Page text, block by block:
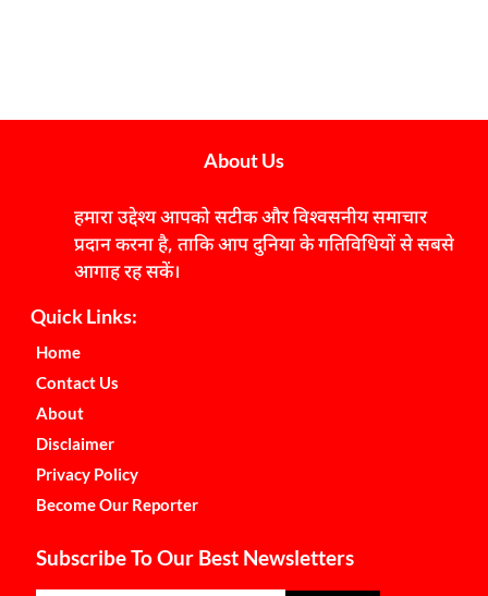
About Us
हमारा उद्देश्य आपको सटीक और विश्वसनीय समाचार
प्रदान करना है, ताकि आप दुनिया के गतिविधियों से सबसे
आगाह रह सकें।
Quick Links:
Home
Contact Us
About
Disclaimer
Privacy Policy
Become Our Reporter
Subscribe To Our Best Newsletters